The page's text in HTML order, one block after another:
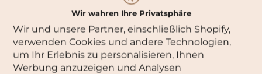
Wir wahren Ihre Privatsphäre
Wir und unsere Partner, einschließlich Shopify,
verwenden Cookies und andere Technologien,
um Ihr Erlebnis zu personalisieren, Ihnen
Werbung anzuzeigen und Analysen